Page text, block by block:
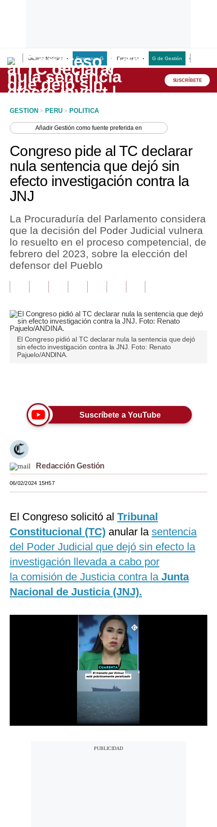
Últimas Noticias Empresas G Empresas G de Gestión
Lo último
Peru Quiosco
Economía
Mercados
Perú
Política
Tu Dinero
Finanzas Personales
Plus G
Opinión
Editorial
Pregunta de hoy
Lujo
Viajes
Moda
Estilos
Mundo
España
Internacional
Tecnología
SUSCRÍBETE
GESTION > PERU > POLITICA
AñadirGestión como fuente preferida en
Congreso pide al TC declarar
nula sentencia que dejó sin
efecto investigación contra la
JNJ
La Procuraduría del Parlamento considera
que la decisión del Poder Judicial vulnera
lo resuelto en el proceso competencial, de
febrero del 2023, sobre la elección del
defensor del Pueblo
El Congreso pidió al TC declarar nula la sentencia que dejó
sin efecto investigación contra la JNJ. Foto: Renato
Pajuelo/ANDINA.
Suscríbete a YouTube
Redacción Gestión
06/02/2024 15H57
El Congreso solicitó al Tribunal
Constitucional (TC) anular la sentencia
del Poder Judicial que dejó sin efecto la
investigación llevada a cabo por
la comisión de Justicia contra laJunta
Nacional de Justicia (JNJ).